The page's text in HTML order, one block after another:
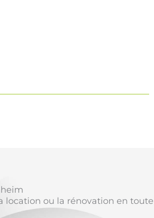
location ou la rénovation en toute